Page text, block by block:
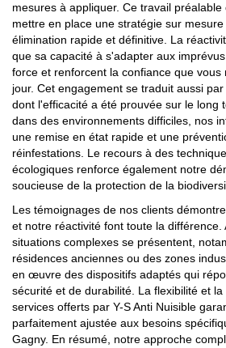
mesures à appliquer. Ce travail
mettre en place une stratégie sur
élimination rapide et définitive. La
que sa capacité à s'adapter aux
force et renforcent la confiance que vous
jour. Cet engagement se traduit aussi
dont l'efficacité a été prouvée sur le long
dans des environnements difficiles, nos
une remise en état rapide et une
réinfestations. Le recours à des
écologiques renforce également notre
soucieuse de la protection de la
Les témoignages de nos clients
et notre réactivité font toute la différence.
situations complexes se présentent,
résidences anciennes ou des zones
en œuvre des dispositifs adaptés qui
sécurité et de durabilité. La flexibilité et
services offerts par Y-S Anti Nuisible
parfaitement ajustée aux besoins
Gagny. En résumé, notre approche